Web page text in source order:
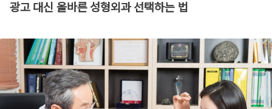
광고 대신 올바른 성형외과 선택하는 법